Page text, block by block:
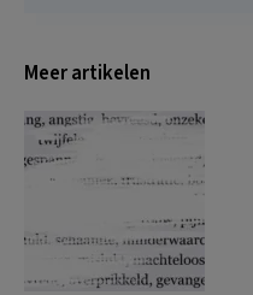
Meer artikelen